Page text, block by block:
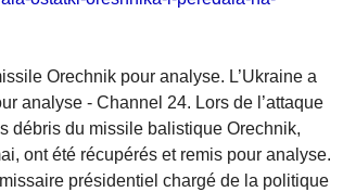
Orechnik pour analyse. L’Ukraine a
analyse - Channel 24. Lors de l’attaque
débris du missile balistique Orechnik,
ont été récupérés et remis pour analyse.
présidentiel chargé de la politique